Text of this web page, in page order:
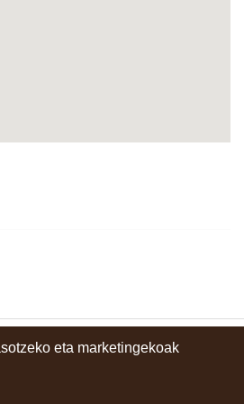
eta marketingekoak
instagram
facebook